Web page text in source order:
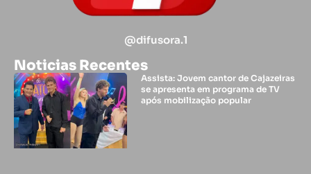
@difusora.1
Noticias Recentes
Assista: Jovem cantor de Cajazeiras
se apresenta em programa de TV
após mobilização popular